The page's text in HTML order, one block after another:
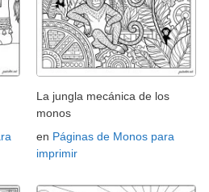
La jungla mecánica de los
monos
en Páginas de Monos para
imprimir